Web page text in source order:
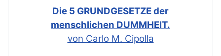
Die 5 GRUNDGESETZE der
menschlichen DUMMHEIT.
von Carlo M. Cipolla